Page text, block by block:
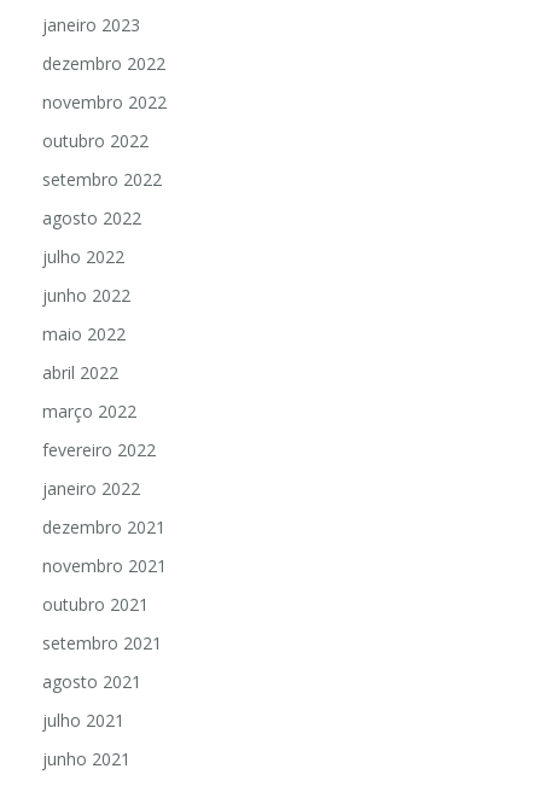
janeiro 2023
dezembro 2022
novembro 2022
outubro 2022
setembro 2022
agosto 2022
julho 2022
junho 2022
maio 2022
abril 2022
março 2022
fevereiro 2022
janeiro 2022
dezembro 2021
novembro 2021
outubro 2021
setembro 2021
agosto 2021
julho 2021
junho 2021